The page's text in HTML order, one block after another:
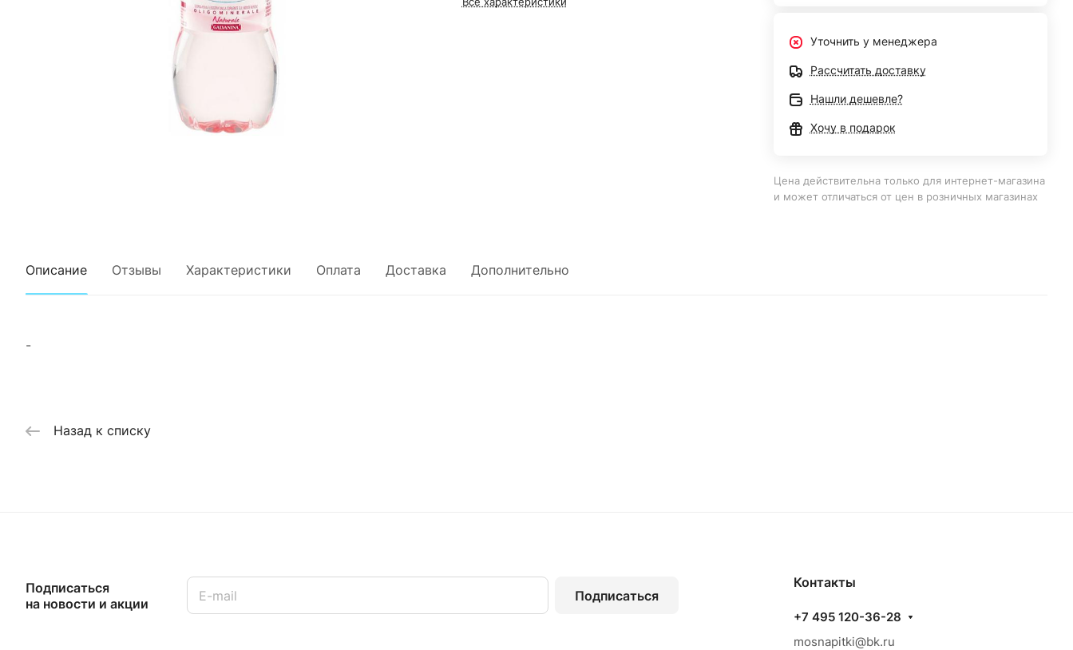
Уточнить у менеджера
Рассчитать доставку
Нашли дешевле?
Хочу в подарок
Цена действительна только для интернет-магазина
и может отличаться от цен в розничных магазинах
Описание Отзывы Характеристики Оплата Доставка Дополнительно
-
Назад к списку
Подписаться
на новости и акции
Подписаться
Контакты
+7 495 120-36-28
mosnapitki@bk.ru